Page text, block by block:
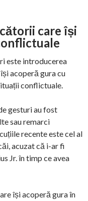
care își
este introducerea
acoperă gura cu
conflictuale.
gesturi au fost
sau remarci
recente este cel al
acuzat că i-ar fi
Jr. în timp ce avea
își acoperă gura în